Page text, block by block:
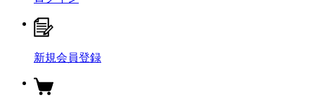
新規会員登録